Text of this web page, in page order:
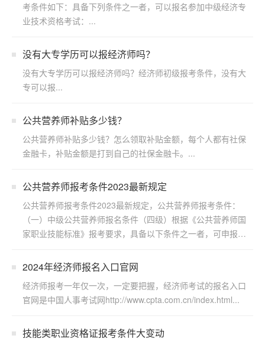
考条件如下：具备下列条件之一者，可以报名参加中级经济专
业技术资格考试：...
没有大专学历可以报经济师吗？
没有大专学历可以报经济师吗？经济师初级报考条件，没有大
专可以报...
公共营养师补贴多少钱？
公共营养师补贴多少钱？怎么领取补贴金额，每个人都有社保
金融卡，补贴金额是打到自己的社保金融卡。...
公共营养师报考条件2023最新规定
公共营养师报考条件2023最新规定，公共营养师报考条件：
（一）中级公共营养师报名条件（四级）根据《公共营养师国
家职业技能标准》报考要求，具备以下条件之一者，可申报四
2024年经济师报名入口官网
经济师报考一年仅一次，一定要把握，经济师考试的报名入口
官网是中国人事考试网http://www.cpta.com.cn/index.html...
技能类职业资格证报考条件大变动